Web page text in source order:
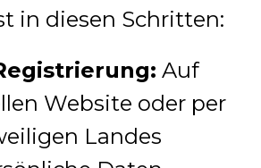
in diesen Schritten:
Auf
Website oder per
Landes